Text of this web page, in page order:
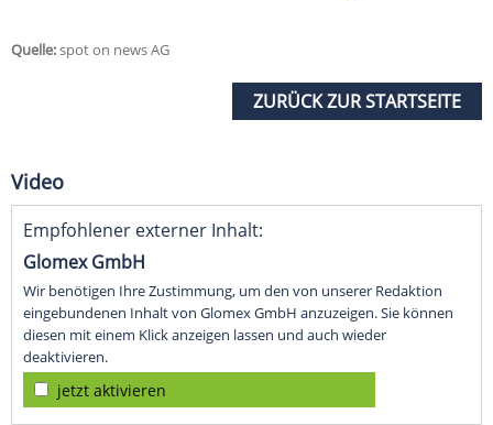
Quelle:spot on news AG
ZURÜCK ZUR STARTSEITE
Video
Empfohlener externer Inhalt:
Glomex GmbH
Wir benötigen Ihre Zustimmung, um den von unserer Redaktion
eingebundenen Inhalt von Glomex GmbH anzuzeigen. Sie können
diesen mit einem Klick anzeigen lassen und auch wieder
deaktivieren.
jetzt aktivieren